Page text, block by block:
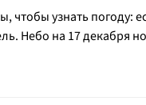
чтобы узнать погоду:
Небо на 17 декабря